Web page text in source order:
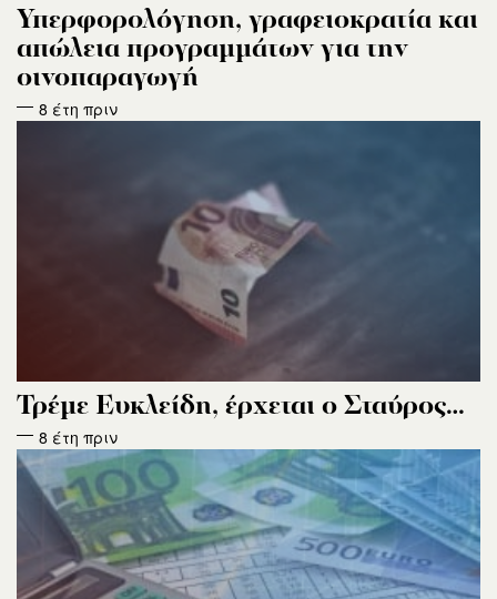
Υπερφορολόγηση, γραφειοκρατία και
απώλεια προγραμμάτων για την
οινοπαραγωγή
8 έτη πριν
Τρέμε Ευκλείδη, έρχεται ο Σταύρος…
8 έτη πριν